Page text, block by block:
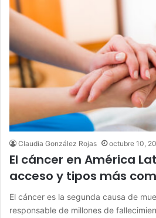
Claudia González Rojas octubre 10,
El cáncer en América
acceso y tipos más
El cáncer es la segunda causa de
responsable de millones de